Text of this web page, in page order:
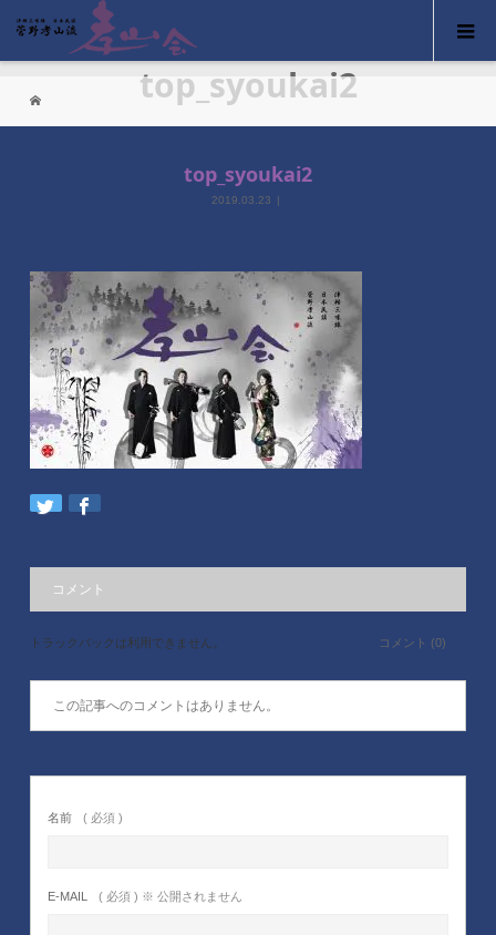
top_syoukai2
top_syoukai2
2019.03.23
コメント
トラックバックは利用できません。 コメント (0)
この記事へのコメントはありません。
名前 ( 必須 )
E-MAIL ( 必須 ) ※ 公開されません